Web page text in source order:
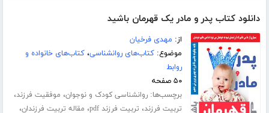
دانلود کتاب پدر و مادر یک قهرمان باشید
از: مهدی فرخیان
موضوع:کتاب‌های روانشناسی،کتاب‌های خانواده و
روابط
۵۰ صفحه
برچسب‌ها:روانشناسی کودک و نوجوان، موفقیت فرزند،
تربیت فرزند، تربیت فرزند pdf ، مقاله تربیت فرزندان،